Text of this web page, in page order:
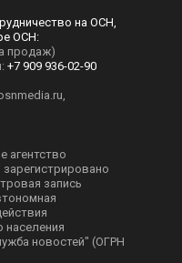
на ОСН,
ОСН:
продаж)
+7 909 936-02-90
агентство
запись
новостей" (ОГРН